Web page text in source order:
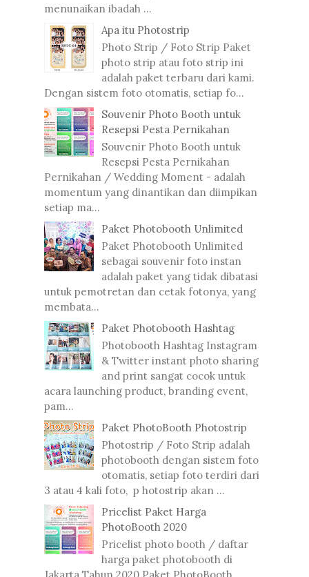
menunaikan ibadah ...
Apa itu Photostrip
Photo Strip / Foto Strip Paket
photo strip atau foto strip ini
adalah paket terbaru dari kami.
Dengan sistem foto otomatis, setiap fo...
Souvenir Photo Booth untuk
Resepsi Pesta Pernikahan
Souvenir Photo Booth untuk
Resepsi Pesta Pernikahan
Pernikahan / Wedding Moment - adalah
momentum yang dinantikan dan diimpikan
setiap ma...
Paket Photobooth Unlimited
Paket Photobooth Unlimited
sebagai souvenir foto instan
adalah paket yang tidak dibatasi
untuk pemotretan dan cetak fotonya, yang
membata...
Paket Photobooth Hashtag
Photobooth Hashtag Instagram
& Twitter instant photo sharing
and print sangat cocok untuk
acara launching product, branding event,
pam...
Paket PhotoBooth Photostrip
Photostrip / Foto Strip adalah
photobooth dengan sistem foto
otomatis, setiap foto terdiri dari
3 atau 4 kali foto, p hotostrip akan ...
Pricelist Paket Harga
PhotoBooth 2020
Pricelist photo booth / daftar
harga paket photobooth di
Jakarta Tahun 2020 Paket PhotoBooth